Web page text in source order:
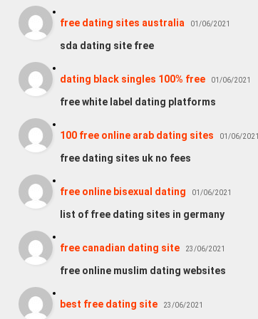
free dating sites australia 01/06/2021
sda dating site free
dating black singles 100% free 01/06/2021
free white label dating platforms
100 free online arab dating sites 01/06/2021
free dating sites uk no fees
free online bisexual dating 01/06/2021
list of free dating sites in germany
free canadian dating site 23/06/2021
free online muslim dating websites
best free dating site 23/06/2021